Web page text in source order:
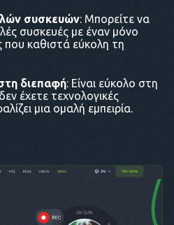
συσκευών: Μπορείτε να
συσκευές με έναν μόνο
που καθιστά εύκολη τη
διεπαφή: Είναι εύκολο στη
έχετε τεχνολογικές
μια ομαλή εμπειρία.